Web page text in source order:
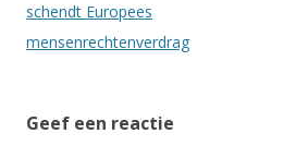
schendt Europees
mensenrechtenverdrag
Geef een reactie